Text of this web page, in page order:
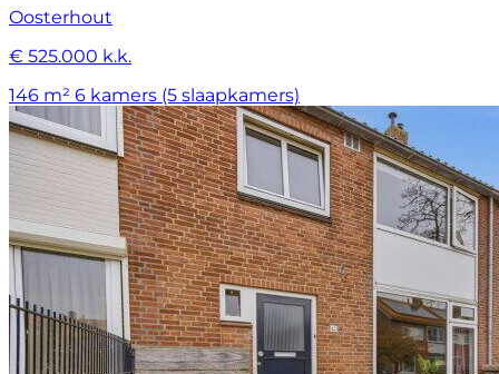
Oosterhout
€ 525.000 k.k.
146 m² 6 kamers (5 slaapkamers)